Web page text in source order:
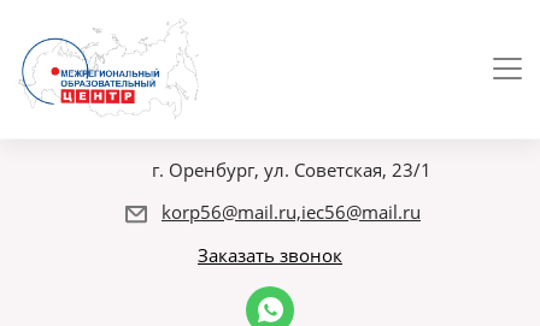
г. Оренбург, ул. Советская, 23/1
korp56@mail.ru,iec56@mail.ru
Заказать звонок